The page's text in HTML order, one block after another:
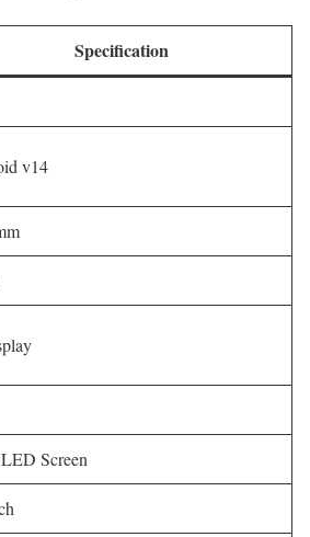
Specification
v14
Screen